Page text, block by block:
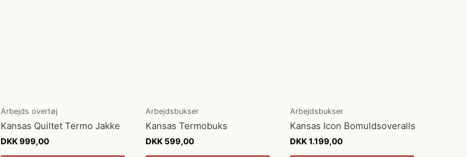
Arbejds overtøj
Kansas Quiltet Termo Jakke
DKK999,00
Arbejdsbukser
Kansas Termobuks
DKK599,00
Arbejdsbukser
Kansas Icon Bomuldsoveralls
DKK1.199,00